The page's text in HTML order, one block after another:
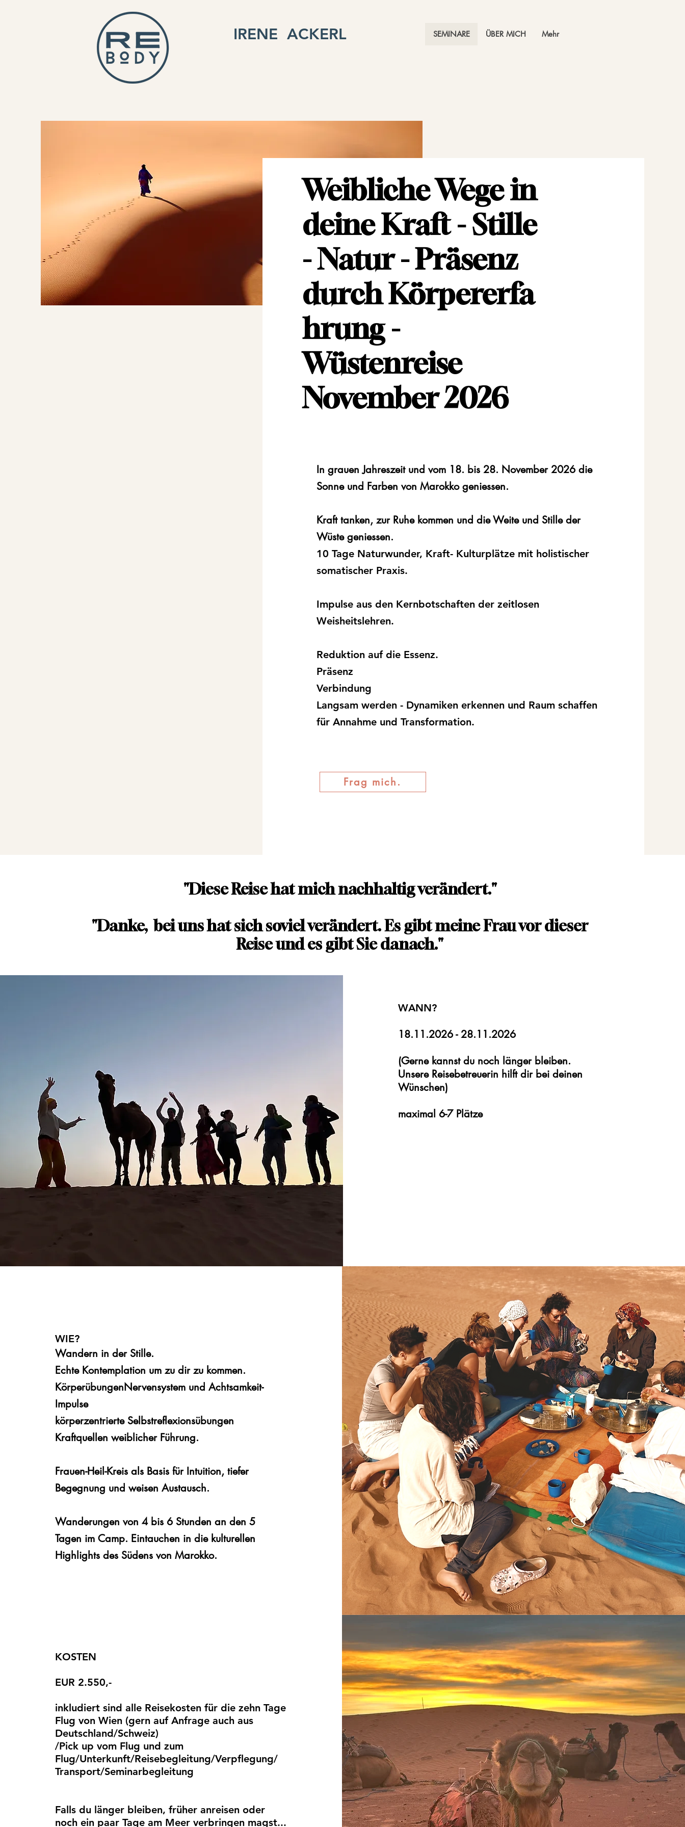
IRENE ACKERL SEMINARE ÜBER MICH Mehr
Weibliche Wege in
deine Kraft - Stille
- Natur - Präsenz
durchKörpererfa
hrung-
Wüstenreise
November 2026
In grauen Jahreszeit und vom 18. bis 28. November 2026 die
Sonne und Farben vonMarokko geniessen.
Kraft tanken, zur Ruhe kommen und die Weite und Stille der
Wüste geniessen.
10 Tage Naturwunder, Kraft- Kulturplätze mit holistischer
somatischer Praxis.
Impulse aus den Kernbotschaften der zeitlosen
Weisheitslehren.
Reduktion auf die Essenz.
Präsenz
Verbindung
Langsam werden - Dynamiken erkennen und Raum schaffen
für Annahme und Transformation.
Frag mich.
"Diese Reise hat mich nachhaltig verändert."
"Danke, bei uns hat sich soviel verändert. Es gibt meine Frau vor dieser
Reise und es gibt Sie danach."
WANN?
18.11.2026 - 28.11.2026
(Gerne kannst du noch länger bleiben.
Unsere Reisebetreuerin hilft dir bei deinen
Wünschen)
maximal 6-7 Plätze
WIE?
Wandern in der Stille.
Echte Kontemplation um zu dir zu kommen.
KörperübungenNervensystem und Achtsamkeit-
Impulse
körperzentrierte Selbstreflexionsübungen
Kraftquellen weiblicher Führung.
Frauen-Heil-Kreis als Basis für Intuition, tiefer
Begegnung und weisen Austausch.
Wanderungen von 4 bis 6 Stunden an den 5
Tagen im Camp. Eintauchen in die kulturellen
Highlights des Südens von Marokko.
KOSTEN
EUR 2.550,-
inkludiert sind alle Reisekosten für die zehn Tage
Flug von Wien (gern auf Anfrage auch aus
Deutschland/Schweiz)
/Pick up vom Flug und zum
Flug/Unterkunft/Reisebegleitung/Verpflegung/
Transport/Seminarbegleitung
Falls du länger bleiben, früher anreisen oder
noch ein paar Tage am Meer verbringen magst...